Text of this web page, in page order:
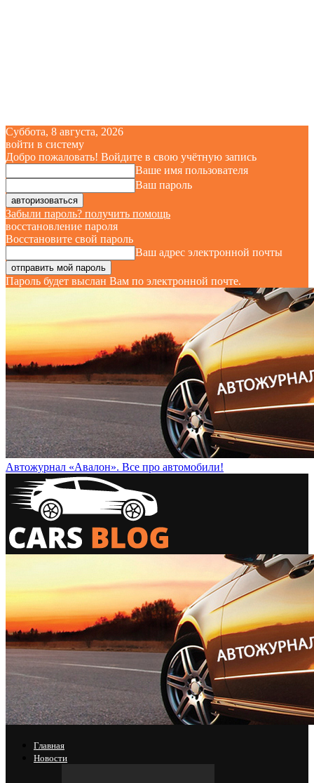
Суббота, 8 августа, 2026
войти в систему
Добро пожаловать! Войдите в свою учётную запись
Ваше имя пользователя
Ваш пароль
Забыли пароль? получить помощь
восстановление пароля
Восстановите свой пароль
Ваш адрес электронной почты
Пароль будет выслан Вам по электронной почте.
Автожурнал «Авалон». Все про автомобили!
Главная
Новости